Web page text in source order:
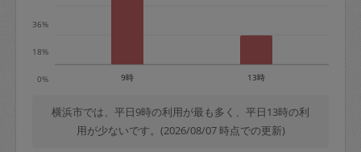
0%
18%
36%
9時 13時
横浜市では、平日9時の利用が最も多く、平日13時の利
用が少ないです。(2026/08/07 時点での更新)